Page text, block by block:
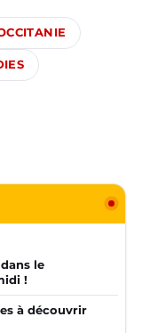
le
!
à découvrir